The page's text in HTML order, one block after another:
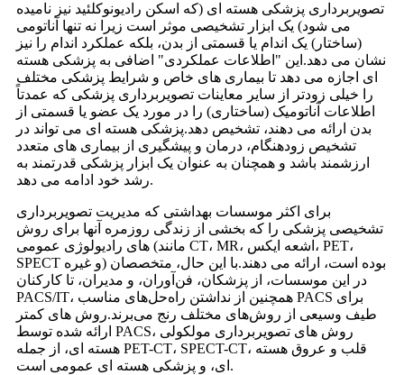
تصویربرداری پزشکی هسته ای (که اسکن رادیونوکلئید نیز نامیده
می شود) یک ابزار تشخیصی موثر است زیرا نه تنها آناتومی
(ساختار) یک اندام یا قسمتی از بدن، بلکه عملکرد اندام را نیز
نشان می دهد.این "اطلاعات عملکردی" اضافی به پزشکی هسته
ای اجازه می دهد تا بیماری های خاص و شرایط پزشکی مختلف
را خیلی زودتر از سایر معاینات تصویربرداری پزشکی که عمدتاً
اطلاعات آناتومیک (ساختاری) را در مورد یک عضو یا قسمتی از
بدن ارائه می دهند، تشخیص دهد.پزشکی هسته ای می تواند در
تشخیص زودهنگام، درمان و پیشگیری از بیماری های متعدد
ارزشمند باشد و همچنان به عنوان یک ابزار پزشکی قدرتمند به
رشد خود ادامه می دهد.
برای اکثر موسسات بهداشتی که مدیریت تصویربرداری
تشخیصی پزشکی را که بخشی از زندگی روزمره آنها برای روش
های رادیولوژی عمومی (مانند CT، MR، اشعه ایکس، PET،
SPECT و غیره) بوده است، ارائه می دهند.با این حال، متخصصان
در این موسسات، از پزشکان، فن‌آوران، و مدیران، تا کارکنان
PACS/IT، همچنین از نداشتن راه‌حل‌های مناسب PACS برای
طیف وسیعی از روش‌های مختلف رنج می‌برند.روش های کمتر
ارائه شده توسط PACS، روش های تصویربرداری مولکولی
هسته ای، از جمله PET-CT، SPECT-CT، قلب و عروق هسته
ای، و پزشکی هسته ای عمومی است.